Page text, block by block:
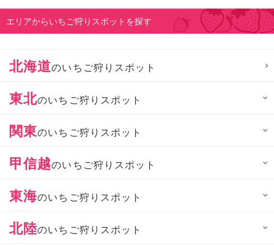
エリアからいちご狩りスポットを探す
北海道のいちご狩りスポット
東北のいちご狩りスポット
関東のいちご狩りスポット
甲信越のいちご狩りスポット
東海のいちご狩りスポット
北陸のいちご狩りスポット